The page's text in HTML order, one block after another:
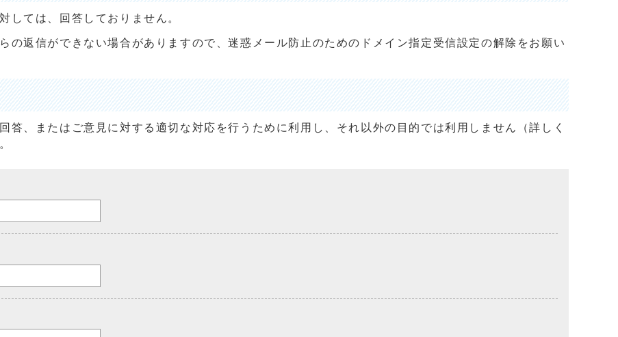
しては、回答しておりません。
の返信ができない場合がありますので、迷惑メール防止のためのドメイン指定受信設定の解除をお願い
答、またはご意見に対する適切な対応を行うために利用し、それ以外の目的では利用しません（詳しく